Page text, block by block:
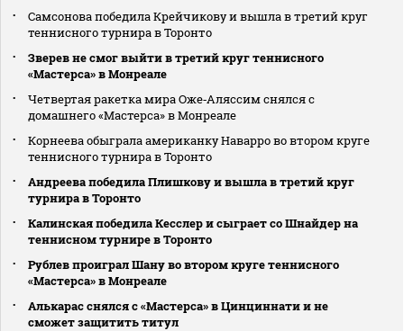
Самсонова победила Крейчикову и вышла в третий круг
теннисного турнира в Торонто
Зверев не смог выйти в третий круг теннисного
«Мастерса» в Монреале
Четвертая ракетка мира Оже‑Аляссим снялся с
домашнего «Мастерса» в Монреале
Корнеева обыграла американку Наварро во втором круге
теннисного турнира в Торонто
Андреева победила Плишкову и вышла в третий круг
турнира в Торонто
Калинская победила Кесслер и сыграет со Шнайдер на
теннисном турнире в Торонто
Рублев проиграл Шану во втором круге теннисного
«Мастерса» в Монреале
Алькарас снялся с «Мастерса» в Цинциннати и не
сможет защитить титул